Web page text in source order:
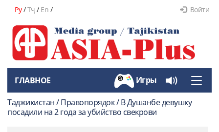
Ру/Тҷ/ En / Войти
Toggle
ГЛАВНОЕ Игры
Таджикистан / Правопорядок / В Душанбе девушку
посадили на 2 года за убийство свекрови